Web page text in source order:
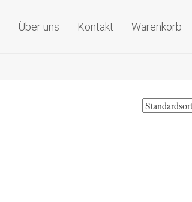
Über uns Kontakt Warenkorb